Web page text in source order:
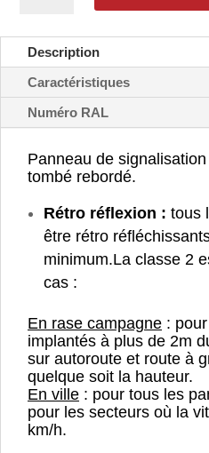
tourner
droite
-
B2b
Description
Caractéristiques
Numéro RAL
Panneau de
tombé rebordé.
Rétro réflexion : tous
être rétro
minimum.La classe 2
cas :
En rase campagne :
implantés à plus de 2m
sur autoroute et route à
quelque soit la hauteur.
En ville : pour tous les
pour les secteurs où la
km/h.